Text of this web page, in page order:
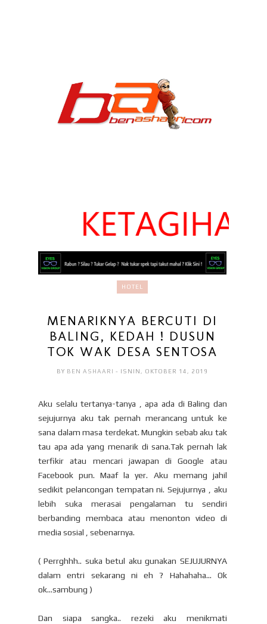
HOTEL
MENARIKNYA BERCUTI DI
BALING, KEDAH ! DUSUN
TOK WAK DESA SENTOSA
BY BEN ASHAARI- ISNIN, OKTOBER 14, 2019
Aku selalu tertanya-tanya , apa ada di Baling dan
sejujurnya aku tak pernah merancang untuk ke
sana dalam masa terdekat. Mungkin sebab aku tak
tau apa ada yang menarik di sana.Tak pernah lak
terfikir atau mencari jawapan di Google atau
Facebook pun. Maaf la yer. Aku memang jahil
sedikit pelancongan tempatan ni. Sejujurnya , aku
lebih suka merasai pengalaman tu sendiri
berbanding membaca atau menonton video di
media sosial , sebenarnya.
( Perrghhh.. suka betul aku gunakan SEJUJURNYA
dalam entri sekarang ni eh ? Hahahaha... Ok
ok...sambung )
Dan siapa sangka.. rezeki aku menikmati